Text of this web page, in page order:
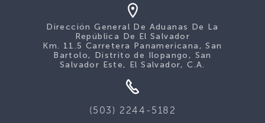
Dirección General De Aduanas De La
República De El Salvador
Km. 11.5 Carretera Panamericana, San
Bartolo, Distrito de Ilopango, San
Salvador Este, El Salvador, C.A.
(503) 2244-5182